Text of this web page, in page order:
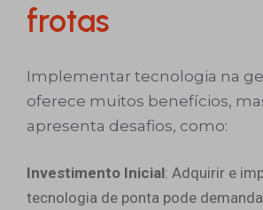
frotas
Implementar tecnologia na
oferece muitos benefícios,
apresenta desafios, como:
Investimento Inicial: Adquirir e
tecnologia de ponta pode